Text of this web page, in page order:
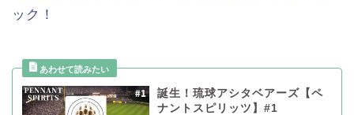
ック！
誕生！琉球アシタベアーズ【ペ
ナントスピリッツ】#1